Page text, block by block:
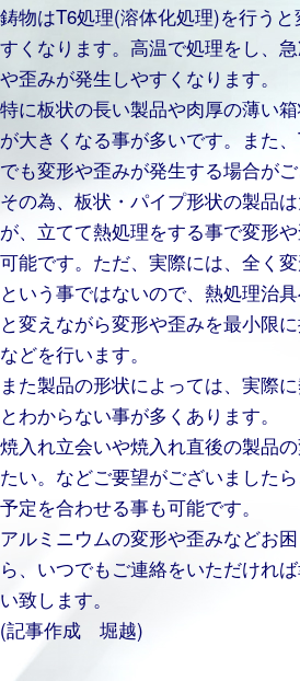
鋳物はT6処理(溶体化処理)を行う
すくなります。高温で処理をし、
や歪みが発生しやすくなります。
特に板状の長い製品や肉厚の薄い
が大きくなる事が多いです。また
でも変形や歪みが発生する場合がご
その為、板状・パイプ形状の製品
が、立てて熱処理をする事で変形
可能です。ただ、実際には、全く
という事ではないので、熱処理治
と変えながら変形や歪みを最小限
などを行います。
また製品の形状によっては、実際
とわからない事が多くあります。
焼入れ立会いや焼入れ直後の製品
たい。などご要望がございましたら
予定を合わせる事も可能です。
アルミニウムの変形や歪みなどお
ら、いつでもご連絡をいただけれ
い致します。
(記事作成 堀越)